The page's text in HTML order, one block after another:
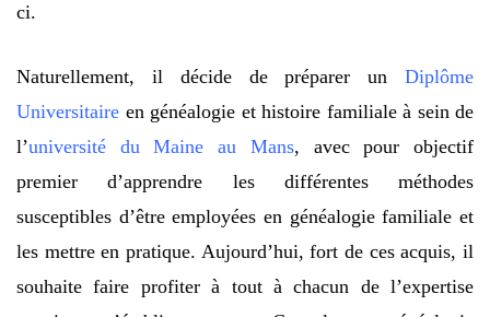
ci.
Naturellement, il décide de préparer un Diplôme
Universitaire en généalogie et histoire familiale à sein de
l’université du Maine au Mans, avec pour objectif
premier d’apprendre les différentes méthodes
susceptibles d’être employées en généalogie familiale et
les mettre en pratique. Aujourd’hui, fort de ces acquis, il
souhaite faire profiter à tout à chacun de l’expertise